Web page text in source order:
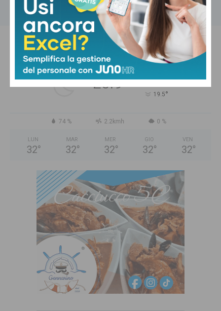
Carica altri
PISTOIA
Cielo Sereno
20.9°
19.5°
74 % 2.2kmh 0 %
LUN
32°
MAR
32°
MER
32°
GIO
32°
VEN
32°